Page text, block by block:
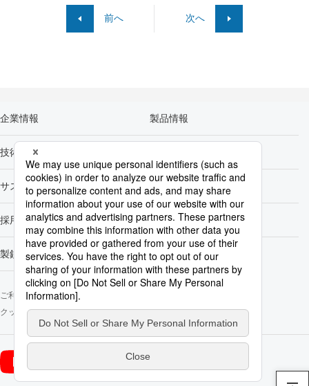
前へ 次へ
企業情報 製品情報
技術開発
サステナビリティ 株主・投資家情報
採用情報 Newsroom
製鉄所一覧
ご利用にあたってソーシャルメディアポリシー
クッキー使用についてお問い合わせサイトマップ
公式アカウント
（新規ウインドウで開きます） （新規ウインドウで開きます）